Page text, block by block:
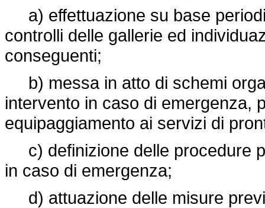
a) effettuazione su base
controlli delle gallerie ed
conseguenti;
b) messa in atto di schemi
intervento in caso di emergenza,
equipaggiamento ai servizi di
c) definizione delle procedure
in caso di emergenza;
d) attuazione delle misure